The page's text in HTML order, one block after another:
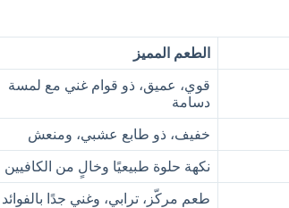
الطعم المميز
قوي، عميق، ذو قوام غني مع لمسة
دسامة
خفيف، ذو طابع عشبي، ومنعش
نكهة حلوة طبيعيًا وخالٍ من الكافيين
طعم مركّز، ترابي، وغني جدًا بالفوائد